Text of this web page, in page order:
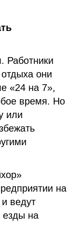
Работники
они
«24 на 7»,
время. Но
или
на
ведут
езды на